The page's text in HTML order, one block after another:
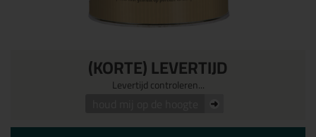
(KORTE) LEVERTIJD
Levertijd controleren...